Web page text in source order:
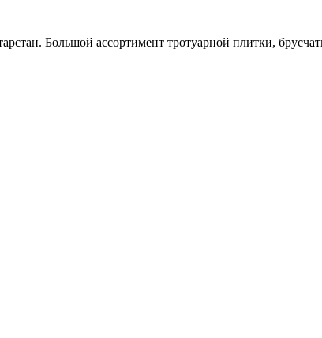
Большой ассортимент тротуарной плитки,